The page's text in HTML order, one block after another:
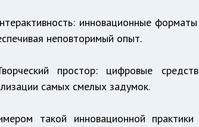
инновационные
неповторимый опыт.
простор: цифровые
самых смелых задумок.
такой инновационной